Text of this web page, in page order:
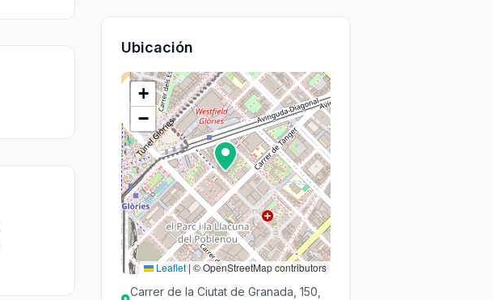
Ubicación
+
−
Leaflet |© OpenStreetMap contributors
Carrer de la Ciutat de Granada, 150,